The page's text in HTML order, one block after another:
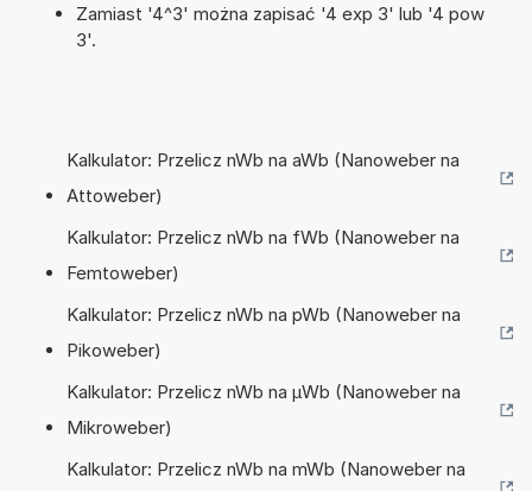
Zamiast '4^3' można zapisać '4 exp 3' lub '4 pow
3'.
Kalkulator: Przelicz nWb na aWb (Nanoweber na
Attoweber)
Kalkulator: Przelicz nWb na fWb (Nanoweber na
Femtoweber)
Kalkulator: Przelicz nWb na pWb (Nanoweber na
Pikoweber)
Kalkulator: Przelicz nWb na µWb (Nanoweber na
Mikroweber)
Kalkulator: Przelicz nWb na mWb (Nanoweber na